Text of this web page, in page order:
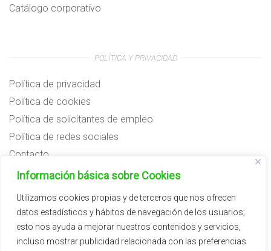
Información básica sobre Cookies
Utilizamos cookies propias y de terceros que nos ofrecen
datos estadísticos y hábitos de navegación de los usuarios;
esto nos ayuda a mejorar nuestros contenidos y servicios,
incluso mostrar publicidad relacionada con las preferencias
Catálogo corporativo
POLÍTICA Y PRIVACIDAD
Política de privacidad
Política de cookies
Política de solicitantes de empleo
Política de redes sociales
Contacto
Preguntas frecuentes
Subvenciones